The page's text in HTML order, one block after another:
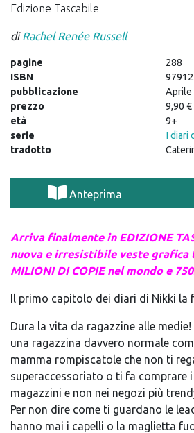
Edizione Tascabile
diRachel Renée Russell
pagine
288
ISBN
pubblicazione
Aprile
prezzo
9,90 €
età
9+
serie
I diari
tradotto
Anteprima
Arriva finalmente in EDIZIONE
nuova e irresistibile veste grafica
MILIONI DI COPIE nel mondo e
Il primo capitolo dei diari di Nikki la
Dura la vita da ragazzine alle medie!
una ragazzina davvero normale
mamma rompiscatole che non ti
superaccessoriato o ti fa comprare
magazzini e non nei negozi più
Per non dire come ti guardano le
hanno mai i capelli o la maglietta